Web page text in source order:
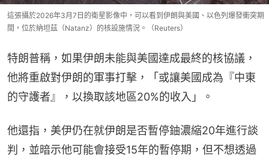
這張攝於2026年3月7日的衛星影像中，可以看到伊朗與美國、以色列爆發衝突期
間，位於納坦茲（Natanz）的核設施情況。（Reuters）
特朗普稱，如果伊朗未能與美國達成最終的核協議，
他將重啟對伊朗的軍事打擊，「或讓美國成為『中東
的守護者』，以換取該地區20%的收入」。
他還指，美伊仍在就伊朗是否暫停鈾濃縮20年進行談
判，並暗示他可能會接受15年的暫停期，但不想透過